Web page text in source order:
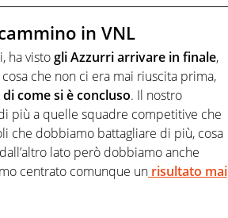
in VNL
ha vistogli Azzurri arrivare in finale,
che non ci era mai riuscita prima,
come si è concluso. Il nostro
più a quelle squadre competitive che
che dobbiamo battagliare di più, cosa
lato però dobbiamo anche
centrato comunque un risultato mai